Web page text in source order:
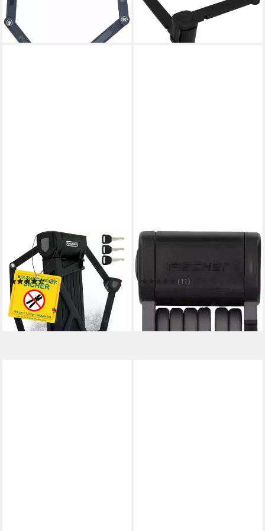
67,49 €
-16%
in 6-8 Werktagen bei dir
ab 29,99 €
in 1-2 Werktagen bei dir
KOHLBURG
Faltschloss mit höchster
Sicherheit [Bolzenschneider-
sicher] für Fahrrad & E-Bike
(6)
79,20 € UVP104,99 €
-25%
in 2-3 Werktagen bei dir
FISCHER FAHRRAD
Touch PROTEC FKS110
(11)
20,90 €
-48%
in 2-3 Werktagen bei dir